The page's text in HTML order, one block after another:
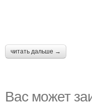
читать дальше →
Вас может